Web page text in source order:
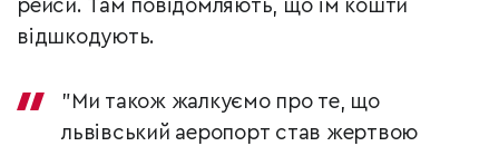
рейси. Там повідомляють, що їм кошти
відшкодують.
"Ми також жалкуємо про те, що
львівський аеропорт став жертвою